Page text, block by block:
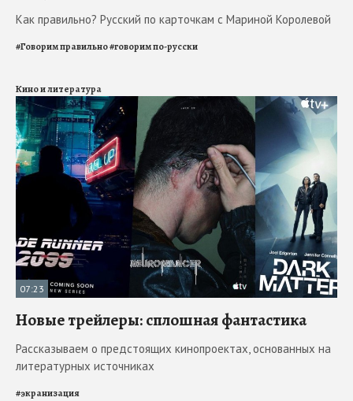
Как правильно? Русский по карточкам с Мариной Королевой
#Говорим правильно#говорим по-русски
Кино и литература
07:23
Новые трейлеры: сплошная фантастика
Рассказываем о предстоящих кинопроектах, основанных на
литературных источниках
#экранизация